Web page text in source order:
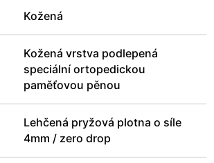
Kožená
Kožená vrstva podlepená
speciální ortopedickou
paměťovou pěnou
Lehčená pryžová plotna o síle
4mm / zero drop